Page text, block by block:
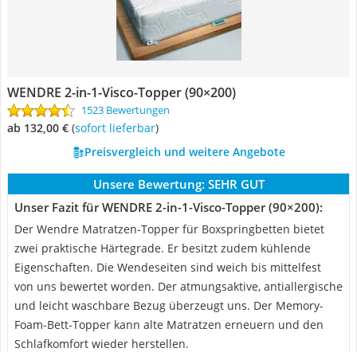
WENDRE 2-in-1-Visco-Topper (90×200)
1523 Bewertungen
ab 132,00 € ( Sofort lieferbar)
Preisvergleich und weitere Angebote
Unsere Bewertung: SEHR GUT
Unser Fazit für WENDRE 2-in-1-Visco-Topper (90×200):
Der Wendre Matratzen-Topper für Boxspringbetten bietet
zwei praktische Härtegrade. Er besitzt zudem kühlende
Eigenschaften. Die Wendeseiten sind weich bis mittelfest
von uns bewertet worden. Der atmungsaktive, antiallergische
und leicht waschbare Bezug überzeugt uns. Der Memory-
Foam-Bett-Topper kann alte Matratzen erneuern und den
Schlafkomfort wieder herstellen.